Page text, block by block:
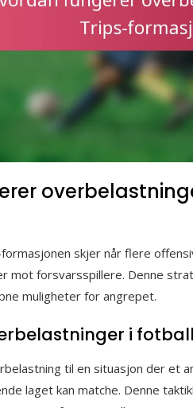
skjer når flere
mot forsvarsspillere. Denne
muligheter for angrepet.
i
til en situasjon der et
laget kan matche. Denne